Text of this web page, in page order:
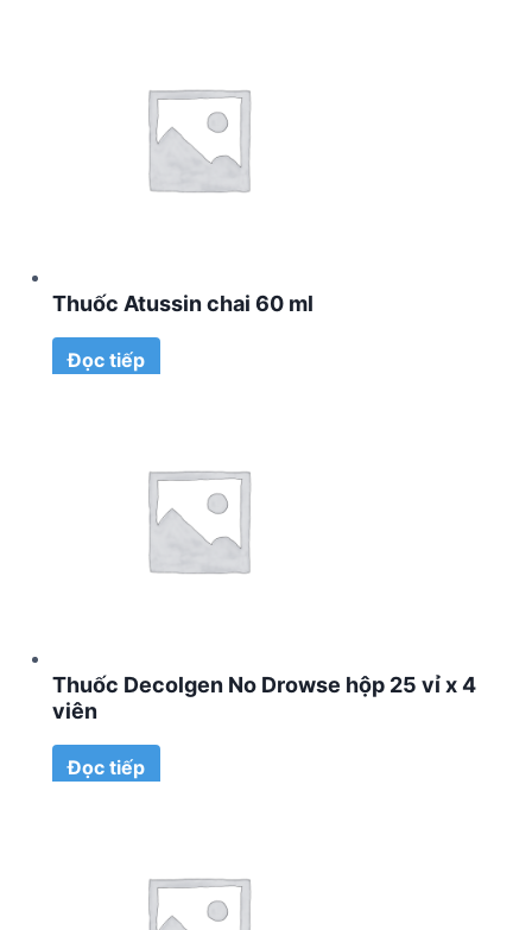
Thuốc Atussin chai 60 ml
Đọc tiếp
Thuốc Decolgen No Drowse hộp 25 vỉ x 4
viên
Đọc tiếp